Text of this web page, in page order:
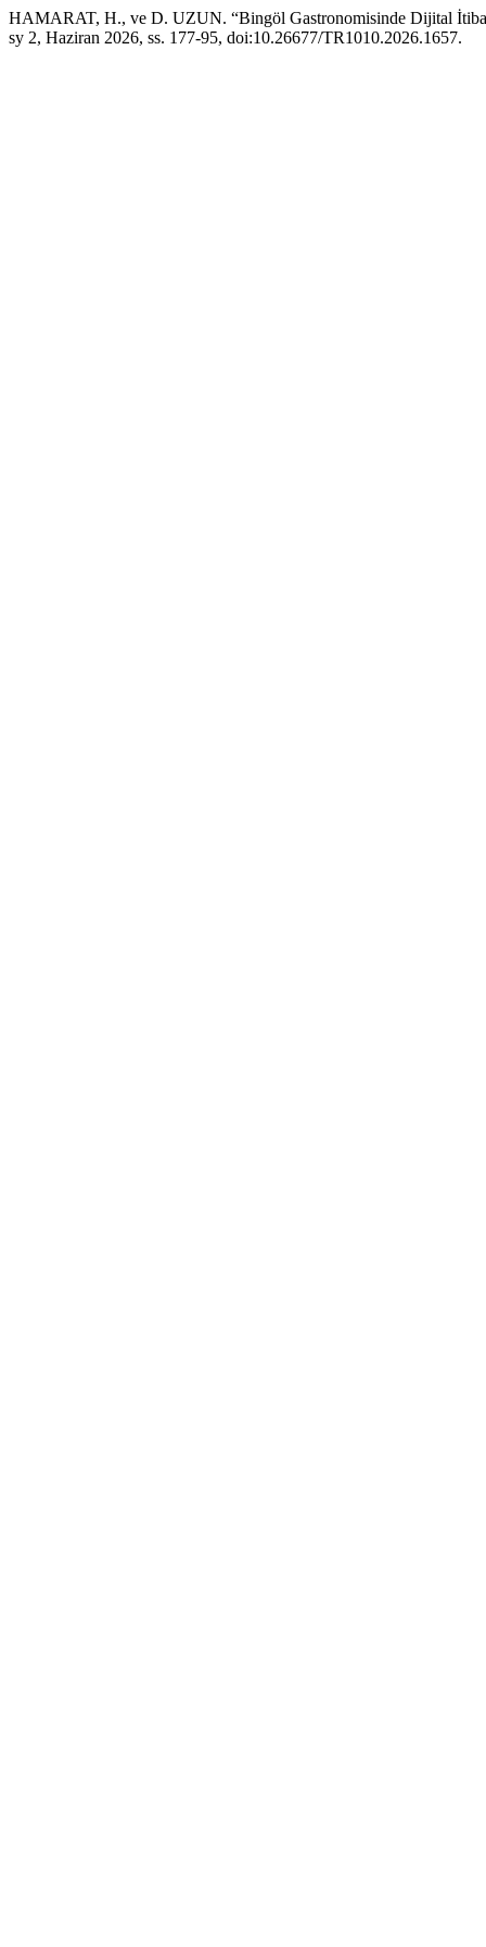
HAMARAT, H., ve D. UZUN. “Bingöl Gastronomisinde Dijital
sy 2, Haziran 2026, ss. 177-95, doi:10.26677/TR1010.2026.1657.